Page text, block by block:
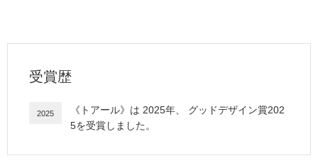
受賞歴
2025 《 トアール》は 2025年、 グッドデザイン賞202
5を受賞しました。